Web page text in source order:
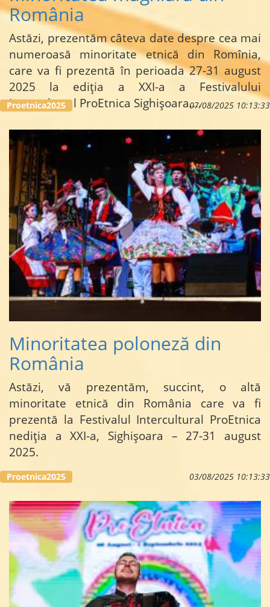
România
Astăzi, prezentăm câteva date despre cea mai
numeroasă minoritate etnică din Romînia,
care va fi prezentă în perioada 27-31 august
2025 la ediția a XXI-a a Festivalului
Intercultural ProEtnica Sighișoara....
07/08/2025 10:13:33
Proetnica2025
Minoritatea poloneză din
România
Astăzi, vă prezentăm, succint, o altă
minoritate etnică din România care va fi
prezentă la Festivalul Intercultural ProEtnica
nediția a XXI-a, Sighișoara – 27-31 august
2025.
...
03/08/2025 10:13:33
Proetnica2025